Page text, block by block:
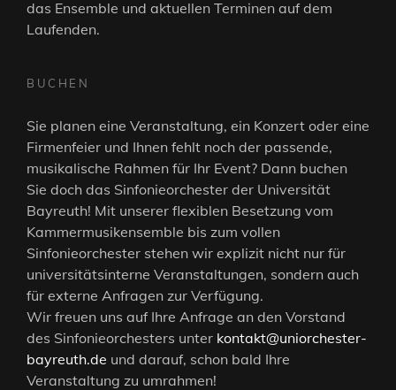
das Ensemble und aktuellen Terminen auf dem
Laufenden.
BUCHEN
Sie planen eine Veranstaltung, ein Konzert oder eine
Firmenfeier und Ihnen fehlt noch der passende,
musikalische Rahmen für Ihr Event? Dann buchen
Sie doch das Sinfonieorchester der Universität
Bayreuth! Mit unserer flexiblen Besetzung vom
Kammermusikensemble bis zum vollen
Sinfonieorchester stehen wir explizit nicht nur für
universitätsinterne Veranstaltungen, sondern auch
für externe Anfragen zur Verfügung.
Wir freuen uns auf Ihre Anfrage an den Vorstand
des Sinfonieorchesters unter kontakt@uniorchester-
bayreuth.de und darauf, schon bald Ihre
Veranstaltung zu umrahmen!